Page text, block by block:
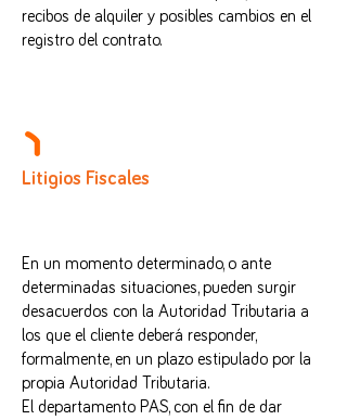
recibos de alquiler y posibles cambios en el
registro del contrato.
Litigios Fiscales
En un momento determinado, o ante
determinadas situaciones, pueden surgir
desacuerdos con la Autoridad Tributaria a
los que el cliente deberá responder,
formalmente, en un plazo estipulado por la
propia Autoridad Tributaria.
El departamento PAS, con el fin de dar